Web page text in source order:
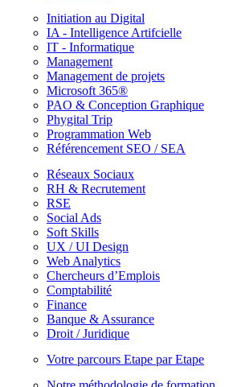
Initiation au Digital
IA - Intelligence Artifcielle
IT - Informatique
Management
Management de projets
Microsoft 365®
PAO & Conception Graphique
Phygital Trip
Programmation Web
Référencement SEO / SEA
Réseaux Sociaux
RH & Recrutement
RSE
Social Ads
Soft Skills
UX / UI Design
Web Analytics
Chercheurs d’Emplois
Comptabilité
Finance
Banque & Assurance
Droit / Juridique
Votre parcours Etape par Etape